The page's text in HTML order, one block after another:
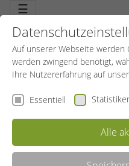
☰
Auf unserer Webseite werden
werden zwingend benötigt,
Ihre Nutzererfahrung auf
Essentiell
Alle